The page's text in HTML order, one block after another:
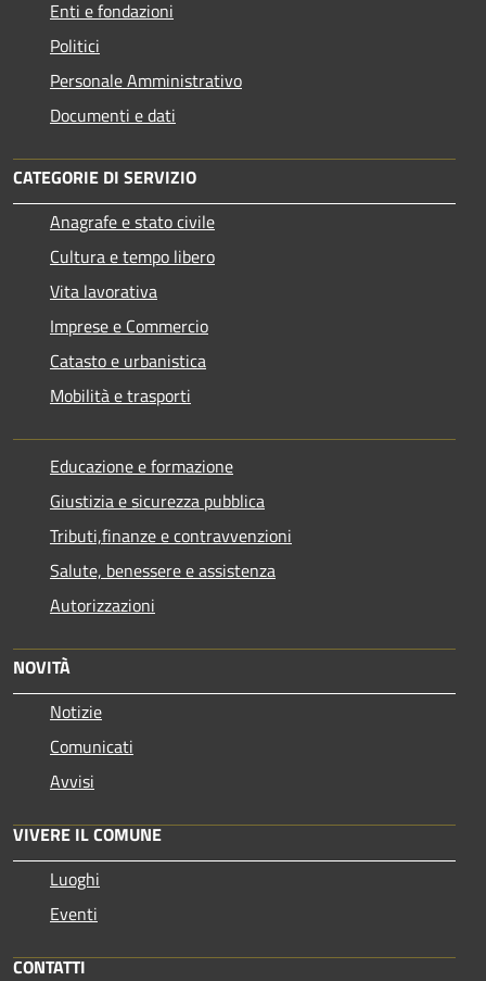
Enti e fondazioni
Politici
Personale Amministrativo
Documenti e dati
CATEGORIE DI SERVIZIO
Anagrafe e stato civile
Cultura e tempo libero
Vita lavorativa
Imprese e Commercio
Catasto e urbanistica
Mobilità e trasporti
Educazione e formazione
Giustizia e sicurezza pubblica
Tributi,finanze e contravvenzioni
Salute, benessere e assistenza
Autorizzazioni
NOVITÀ
Notizie
Comunicati
Avvisi
VIVERE IL COMUNE
Luoghi
Eventi
CONTATTI